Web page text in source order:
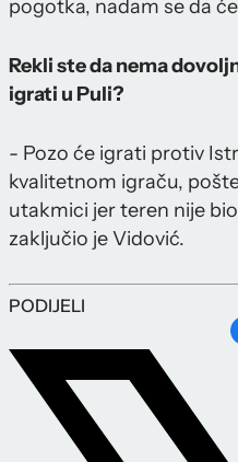
pogotka, nadam se da
Rekli ste da nema
igrati u Puli?
- Pozo će igrati protiv
kvalitetnom igraču,
utakmici jer teren nije
zaključio je Vidović.
PODIJELI